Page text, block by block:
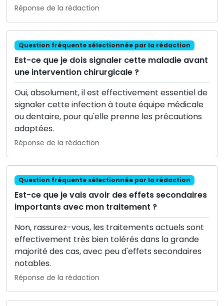
Réponse de la rédaction
Question fréquente sélectionnée par la rédaction
Est-ce que je dois signaler cette maladie avant
une intervention chirurgicale ?
Oui, absolument, il est effectivement essentiel de
signaler cette infection à toute équipe médicale
ou dentaire, pour qu'elle prenne les précautions
adaptées.
Réponse de la rédaction
Question fréquente sélectionnée par la rédaction
Est-ce que je vais avoir des effets secondaires
importants avec mon traitement ?
Non, rassurez-vous, les traitements actuels sont
effectivement très bien tolérés dans la grande
majorité des cas, avec peu d'effets secondaires
notables.
Réponse de la rédaction